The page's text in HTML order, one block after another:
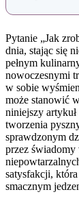
Pytanie „Jak
dnia, stając się
pełnym
nowoczesnymi
w sobie
może stanowić
niniejszy
tworzenia
sprawdzonym
przez świadomy
satysfakcji,
smacznym